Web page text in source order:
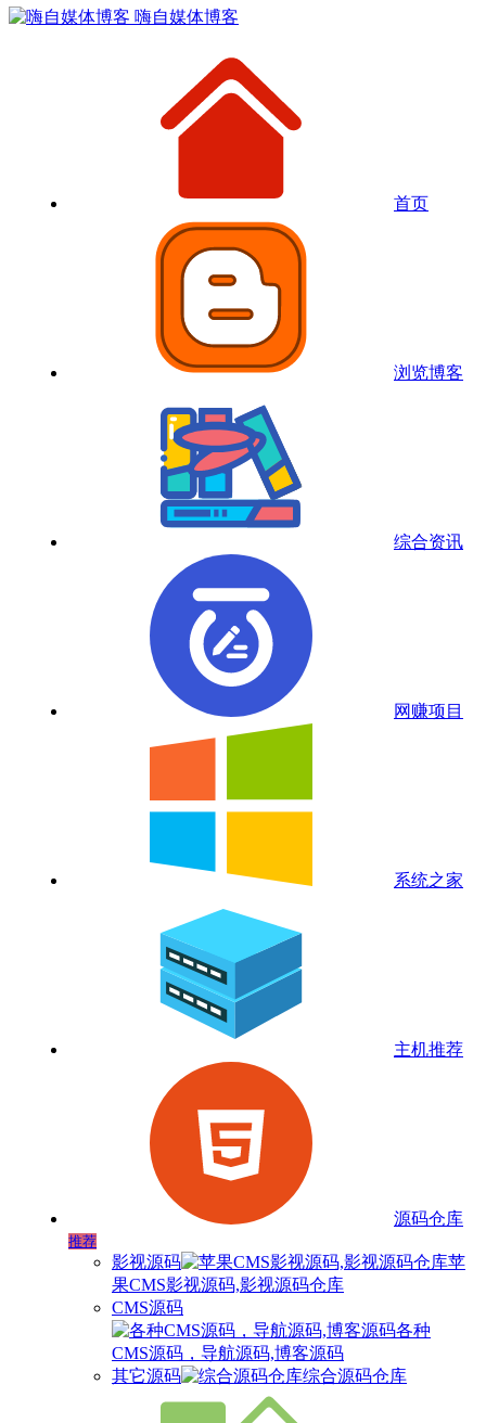
嗨自媒体博客
首页
浏览博客
综合资讯
网赚项目
系统之家
主机推荐
源码仓库
推荐
影视源码
苹
果CMS影视源码,影视源码仓库
CMS源码
各种
CMS源码，导航源码,博客源码
其它源码
综合源码仓库